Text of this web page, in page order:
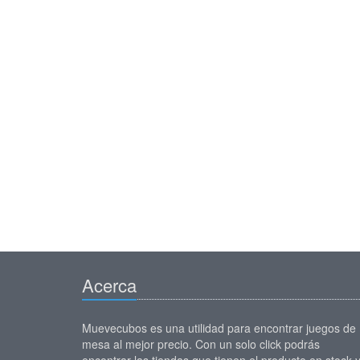
Acerca
Muevecubos es una utilidad para encontrar juegos de
mesa al mejor precio. Con un solo click podrás